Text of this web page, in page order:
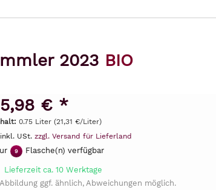
2023 BIO
€ *
0.75 Liter (21,31 €/Liter)
USt. zzgl. Versand für Lieferland
9 Flasche(n) verfügbar
Lieferzeit ca. 10 Werktage
ggf. ähnlich, Abweichungen möglich.